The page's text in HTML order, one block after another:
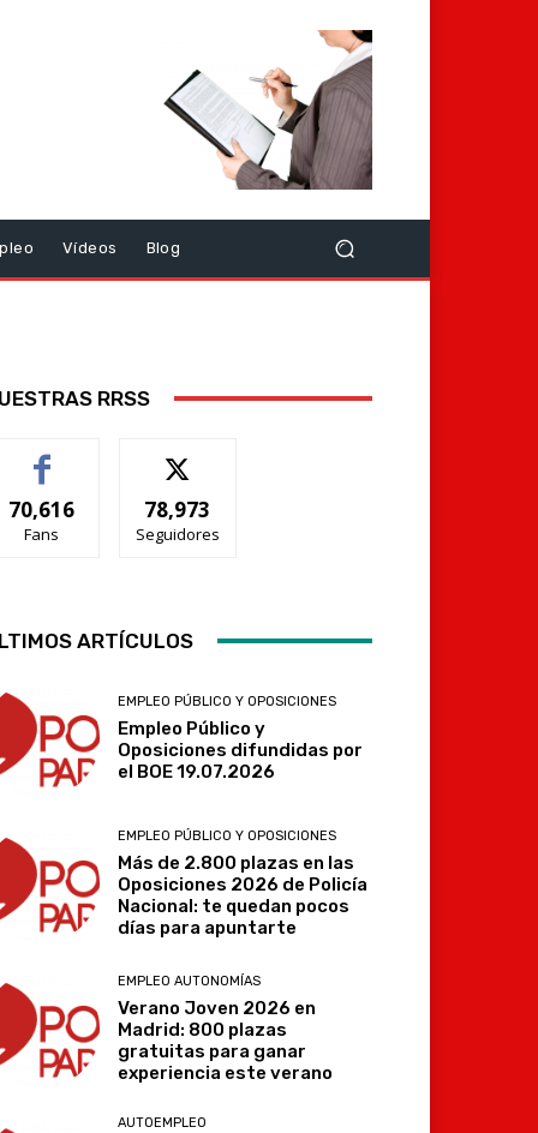
Vídeos Blog
Telegram
RRSS
70,616
Fans
78,973
Seguidores
ARTÍCULOS
EMPLEO PÚBLICO Y OPOSICIONES
Empleo Público y
Oposiciones difundidas por
el BOE 19.07.2026
EMPLEO PÚBLICO Y OPOSICIONES
Más de 2.800 plazas en las
Oposiciones 2026 de Policía
Nacional: te quedan pocos
días para apuntarte
EMPLEO AUTONOMÍAS
Verano Joven 2026 en
Madrid: 800 plazas
gratuitas para ganar
experiencia este verano
AUTOEMPLEO